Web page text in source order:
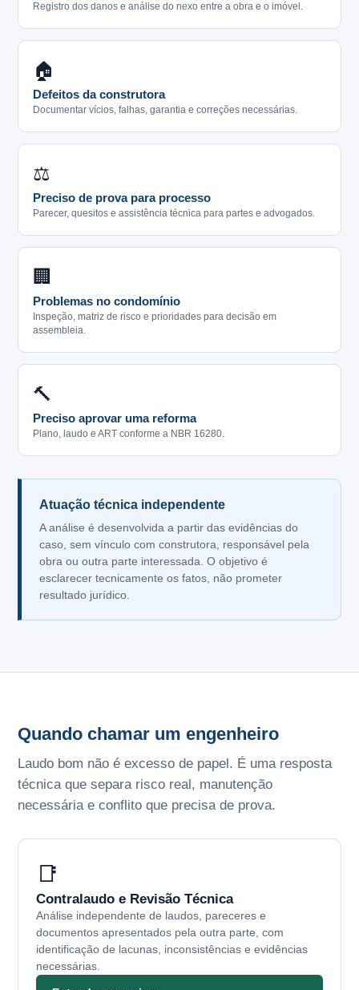
Registro dos danos e análise do nexo entre a obra e o imóvel.
🏠
Defeitos da construtora
Documentar vícios, falhas, garantia e correções necessárias.
⚖️
Preciso de prova para processo
Parecer, quesitos e assistência técnica para partes e advogados.
🏢
Problemas no condomínio
Inspeção, matriz de risco e prioridades para decisão em
assembleia.
🔨
Preciso aprovar uma reforma
Plano, laudo e ART conforme a NBR 16280.
Atuação técnica independente
A análise é desenvolvida a partir das evidências do
caso, sem vínculo com construtora, responsável pela
obra ou outra parte interessada. O objetivo é
esclarecer tecnicamente os fatos, não prometer
resultado jurídico.
Quando chamar um engenheiro
Laudo bom não é excesso de papel. É uma resposta
técnica que separa risco real, manutenção
necessária e conflito que precisa de prova.
📑
Contralaudo e Revisão Técnica
Análise independente de laudos, pareceres e
documentos apresentados pela outra parte, com
identificação de lacunas, inconsistências e evidências
necessárias.